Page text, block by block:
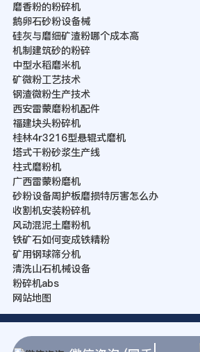
磨香粉的粉碎机
鹅卵石砂粉设备械
硅灰与磨细矿渣粉哪个成本高
机制建筑砂的粉碎
中型水稻磨米机
矿微粉工艺技术
钢渣微粉生产技术
西安雷蒙磨粉机配件
福建块头粉碎机
桂林4r3216型悬辊式磨机
塔式干粉砂浆生产线
柱式磨粉机
广西雷蒙粉磨机
砂粉设备周护板磨损特厉害怎么办
收割机安装粉碎机
风动混泥土磨粉机
铁矿石如何变成铁精粉
矿用钢球筛分机
清洗山石机械设备
粉碎机abs
网站地图